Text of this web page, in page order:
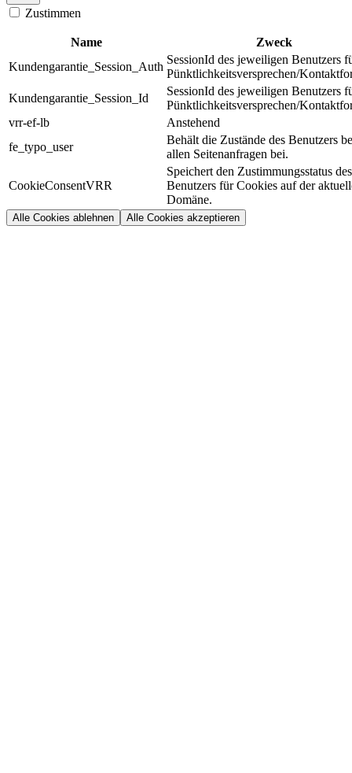
Zustimmen
Name
Zweck
Kundengarantie_Session_Auth
SessionId des jeweiligen Benutzers
Pünktlichkeitsversprechen/
Kundengarantie_Session_Id
SessionId des jeweiligen Benutzers
Pünktlichkeitsversprechen/
vrr-ef-lb
Anstehend
fe_typo_user
Behält die Zustände des Benutzers
allen Seitenanfragen bei.
CookieConsentVRR
Speichert den Zustimmungsstatus des
Benutzers für Cookies auf der
Domäne.
Alle Cookies ablehnen Alle Cookies akzeptieren